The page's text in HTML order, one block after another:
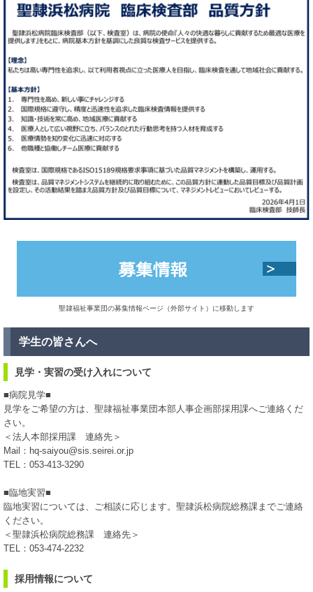
聖隷福祉事業団の募集情報ページ（外部サイト）に移動します
学生の皆さんへ
見学・実習の受け入れについて
■病院見学■
見学をご希望の方は、聖隷福祉事業団本部人事企画部採用課へご連絡くだ
さい。
＜法人本部採用課 連絡先＞
Mail：hq-saiyou@sis.seirei.or.jp
TEL：053-413-3290
■臨地実習■
臨地実習については、ご相談に応じます。聖隷浜松病院総務課までご連絡
ください。
＜聖隷浜松病院総務課 連絡先＞
TEL：053-474-2232
採用情報について